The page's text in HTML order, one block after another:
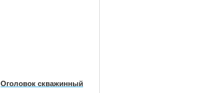
Оголовок скважинный